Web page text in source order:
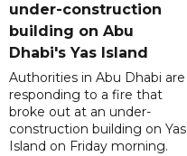
under-construction
building on Abu
Dhabi's Yas Island
Authorities in Abu Dhabi are
responding to a fire that
broke out at an under-
construction building on Yas
Island on Friday morning.